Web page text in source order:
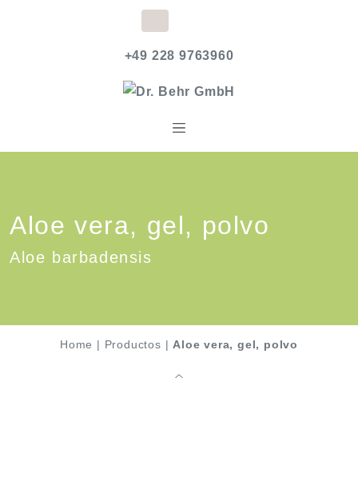
+49 228 9763960
Aloe vera, gel, polvo
Aloe barbadensis
Home | Productos |Aloe vera, gel, polvo